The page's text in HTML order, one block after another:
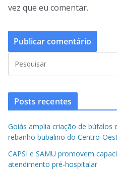
vez que eu comentar.
Posts recentes
Goiás amplia criação de búfalos
rebanho bubalino do Centro-
CAPSI e SAMU promovem
atendimento pré-hospitalar